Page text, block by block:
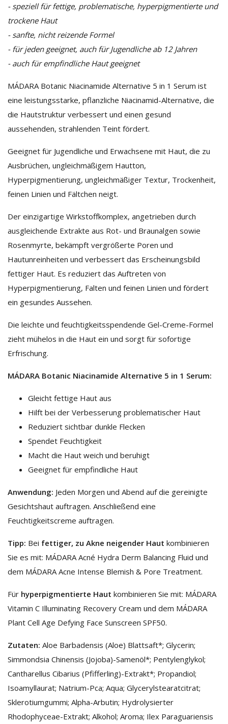
- speziell für fettige, problematische, hyperpigmentierte und
trockene Haut
- sanfte, nicht reizende Formel
- für jeden geeignet, auch für Jugendliche ab 12 Jahren
- auch für empfindliche Haut geeignet
MÁDARA Botanic Niacinamide Alternative 5 in 1 Serum ist
eine leistungsstarke, pflanzliche Niacinamid-Alternative, die
die Hautstruktur verbessert und einen gesund
aussehenden, strahlenden Teint fördert.
Geeignet für Jugendliche und Erwachsene mit Haut, die zu
Ausbrüchen, ungleichmäßigem Hautton,
Hyperpigmentierung, ungleichmäßiger Textur, Trockenheit,
feinen Linien und Fältchen neigt.
Der einzigartige Wirkstoffkomplex, angetrieben durch
ausgleichende Extrakte aus Rot- und Braunalgen sowie
Rosenmyrte, bekämpft vergrößerte Poren und
Hautunreinheiten und verbessert das Erscheinungsbild
fettiger Haut. Es reduziert das Auftreten von
Hyperpigmentierung, Falten und feinen Linien und fördert
ein gesundes Aussehen.
Die leichte und feuchtigkeitsspendende Gel-Creme-Formel
zieht mühelos in die Haut ein und sorgt für sofortige
Erfrischung.
MÁDARA Botanic Niacinamide Alternative 5 in 1 Serum:
Gleicht fettige Haut aus
Hilft bei der Verbesserung problematischer Haut
Reduziert sichtbar dunkle Flecken
Spendet Feuchtigkeit
Macht die Haut weich und beruhigt
Geeignet für empfindliche Haut
Anwendung: Jeden Morgen und Abend auf die gereinigte
Gesichtshaut auftragen. Anschließend eine
Feuchtigkeitscreme auftragen.
Tipp: Bei fettiger, zu Akne neigender Haut kombinieren
Sie es mit: MÁDARA Acné Hydra Derm Balancing Fluid und
dem MÁDARA Acne Intense Blemish & Pore Treatment.
Für hyperpigmentierte Haut kombinieren Sie mit: MÁDARA
Vitamin C Illuminating Recovery Cream und dem MÁDARA
Plant Cell Age Defying Face Sunscreen SPF50.
Zutaten: Aloe Barbadensis (Aloe) Blattsaft*; Glycerin;
Simmondsia Chinensis (Jojoba)-Samenöl*; Pentylenglykol;
Cantharellus Cibarius (Pfifferling)-Extrakt*; Propandiol;
Isoamyllaurat; Natrium-Pca; Aqua; Glycerylstearatcitrat;
Sklerotiumgummi; Alpha-Arbutin; Hydrolysierter
Rhodophyceae-Extrakt; Alkohol; Aroma; Ilex Paraguariensis